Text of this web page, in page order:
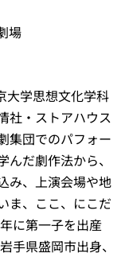
場
大学思想文化学科
社・ストアハウス
集団でのパフォー
だ劇作法から、
み、上演会場や地
ま、ここ、にこだ
に第一子を出産
手県盛岡市出身、